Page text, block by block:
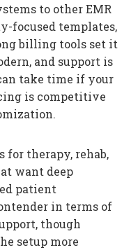
to other EMR
focused templates,
billing tools set it
and support is
take time if your
is competitive
for therapy, rehab,
want deep
patient
in terms of
though
setup more